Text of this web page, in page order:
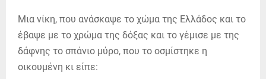
Μια νίκη, που ανάσκαψε το χώμα της Ελλάδος και το
έβαψε με το χρώμα της δόξας και το γέμισε με της
δάφνης το σπάνιο μύρο, που το οσμίστηκε η
οικουμένη κι είπε: